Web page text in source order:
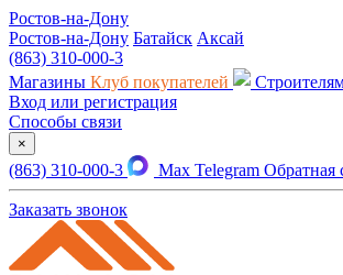
Ростов-на-Дону
Ростов-на-Дону Батайск Аксай
(863) 310-000-3
Магазины Клуб покупателей
Вход или регистрация
Способы связи
×
(863) 310-000-3 Max Telegram Обратная
Заказать звонок